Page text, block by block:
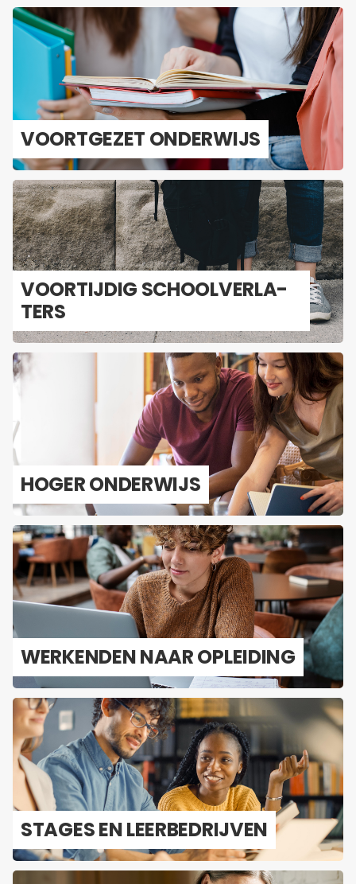
VOORT­GE­ZET ON­DER­WIJS
VOOR­TIJ­DIG SCHOOL­VER­LA­
TERS
HOGER ON­DER­WIJS
WER­KEN­DEN NAAR OP­LEI­DING
STA­GES EN LEER­BE­DRIJ­VEN